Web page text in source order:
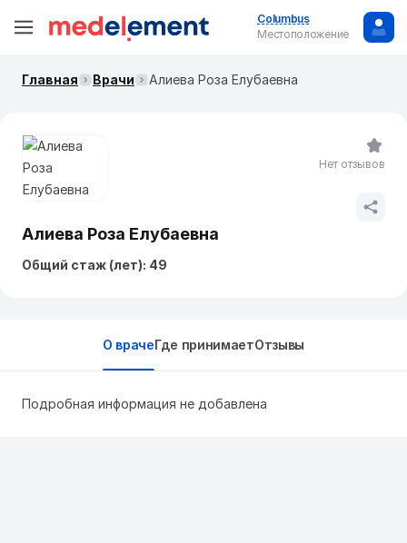
Columbus
Местоположение
Главная Врачи Алиева Роза Елубаевна
Алиева Роза Елубаевна
Общий стаж (лет): 49
Нет отзывов
О врачеГде принимаетОтзывы
Подробная информация не добавлена